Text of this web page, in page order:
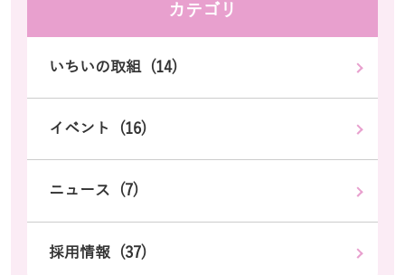
カテゴリ
いちいの取組 (14)
イベント (16)
ニュース (7)
採用情報 (37)